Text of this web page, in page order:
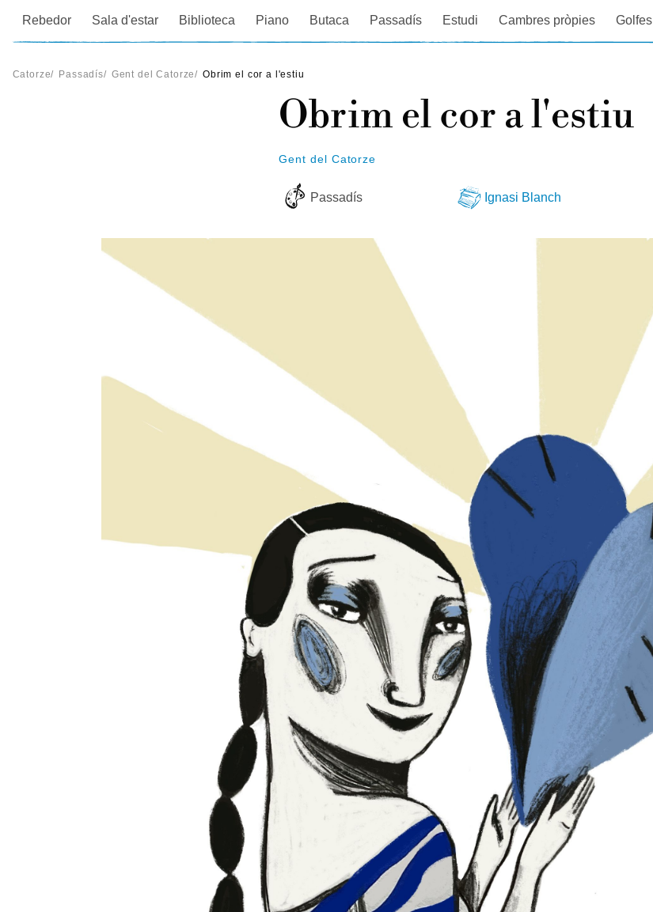
Rebedor Sala d'estar Biblioteca Piano Butaca Passadís Estudi Cambres pròpies Golfes
Catorze/ Passadís/ Gent del Catorze/ Obrim el cor a l'estiu
Obrim el cor a l'estiu
Gent del Catorze
Passadís Ignasi Blanch